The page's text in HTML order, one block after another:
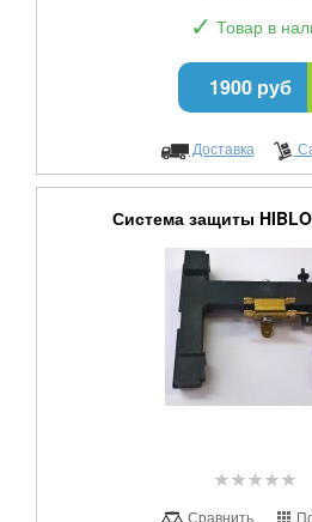
✓ Товар в
1900 руб
Доставка
Система защиты
Сравнить